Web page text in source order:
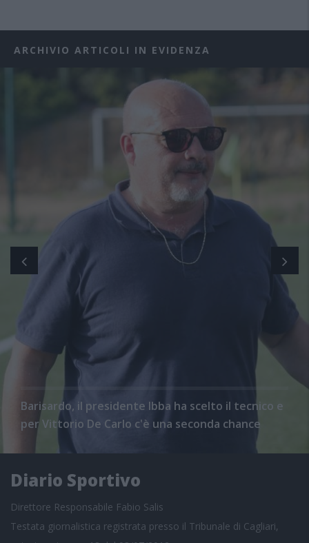
ARCHIVIO ARTICOLI IN EVIDENZA
Barisardo, il presidente Ibba ha scelto il tecnico e
per Vittorio De Carlo c'è una seconda chance
Diario Sportivo
Direttore Responsabile Fabio Salis
Testata giornalistica registrata presso il Tribunale di Cagliari,